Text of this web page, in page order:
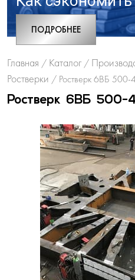
ПОДРОБНЕЕ
Главная / Каталог /
Ростверки / Ростверк 6ВБ 500-
Ростверк 6ВБ 500-